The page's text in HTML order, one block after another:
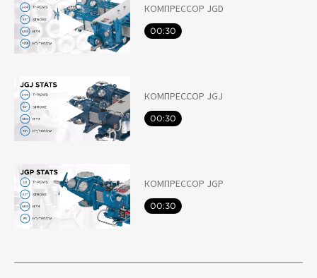
КОМПРЕССОР JGD
00:30
КОМПРЕССОР JGJ
00:30
КОМПРЕССОР JGP
00:30